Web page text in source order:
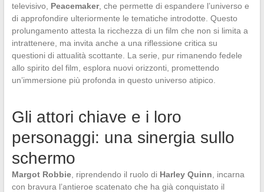
televisivo, Peacemaker, che permette di espandere l’universo e
di approfondire ulteriormente le tematiche introdotte. Questo
prolungamento attesta la ricchezza di un film che non si limita a
intrattenere, ma invita anche a una riflessione critica su
questioni di attualità scottante. La serie, pur rimanendo fedele
allo spirito del film, esplora nuovi orizzonti, promettendo
un’immersione più profonda in questo universo atipico.
Gli attori chiave e i loro
personaggi: una sinergia sullo
schermo
Margot Robbie, riprendendo il ruolo di Harley Quinn , incarna
con bravura l’antieroe scatenato che ha già conquistato il